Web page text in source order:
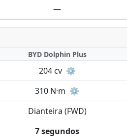
—
BYD Dolphin Plus
204 cv ⚙️
310 N·m ⚙️
Dianteira (FWD)
7 segundos